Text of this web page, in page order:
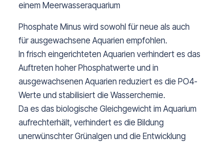
einem Meerwasseraquarium
Phosphate Minus wird sowohl für neue als auch
für ausgewachsene Aquarien empfohlen.
In frisch eingerichteten Aquarien verhindert es das
Auftreten hoher Phosphatwerte und in
ausgewachsenen Aquarien reduziert es die PO4-
Werte und stabilisiert die Wasserchemie.
Da es das biologische Gleichgewicht im Aquarium
aufrechterhält, verhindert es die Bildung
unerwünschter Grünalgen und die Entwicklung